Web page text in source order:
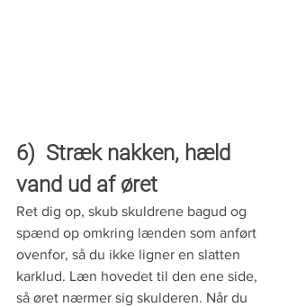
6)  Stræk nakken, hæld
vand ud af øret
Ret dig op, skub skuldrene bagud og
spænd op omkring lænden som anført
ovenfor, så du ikke ligner en slatten
karklud. Læn hovedet til den ene side,
så øret nærmer sig skulderen. Når du